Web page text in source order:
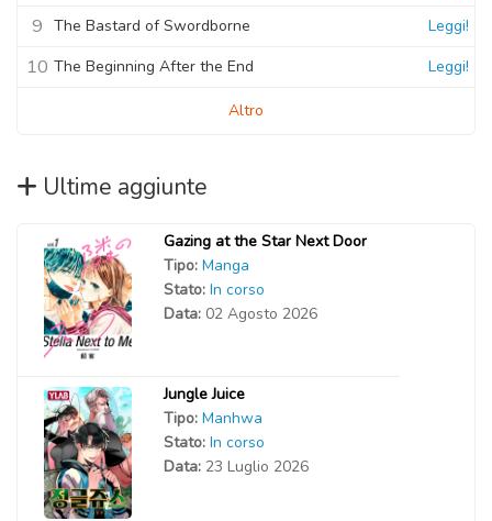
9 The Bastard of Swordborne Leggi!
10 The Beginning After the End Leggi!
Altro
Ultime aggiunte
Gazing at the Star Next Door
Tipo: Manga
Stato: In corso
Data: 02 Agosto 2026
Jungle Juice
Tipo: Manhwa
Stato: In corso
Data: 23 Luglio 2026